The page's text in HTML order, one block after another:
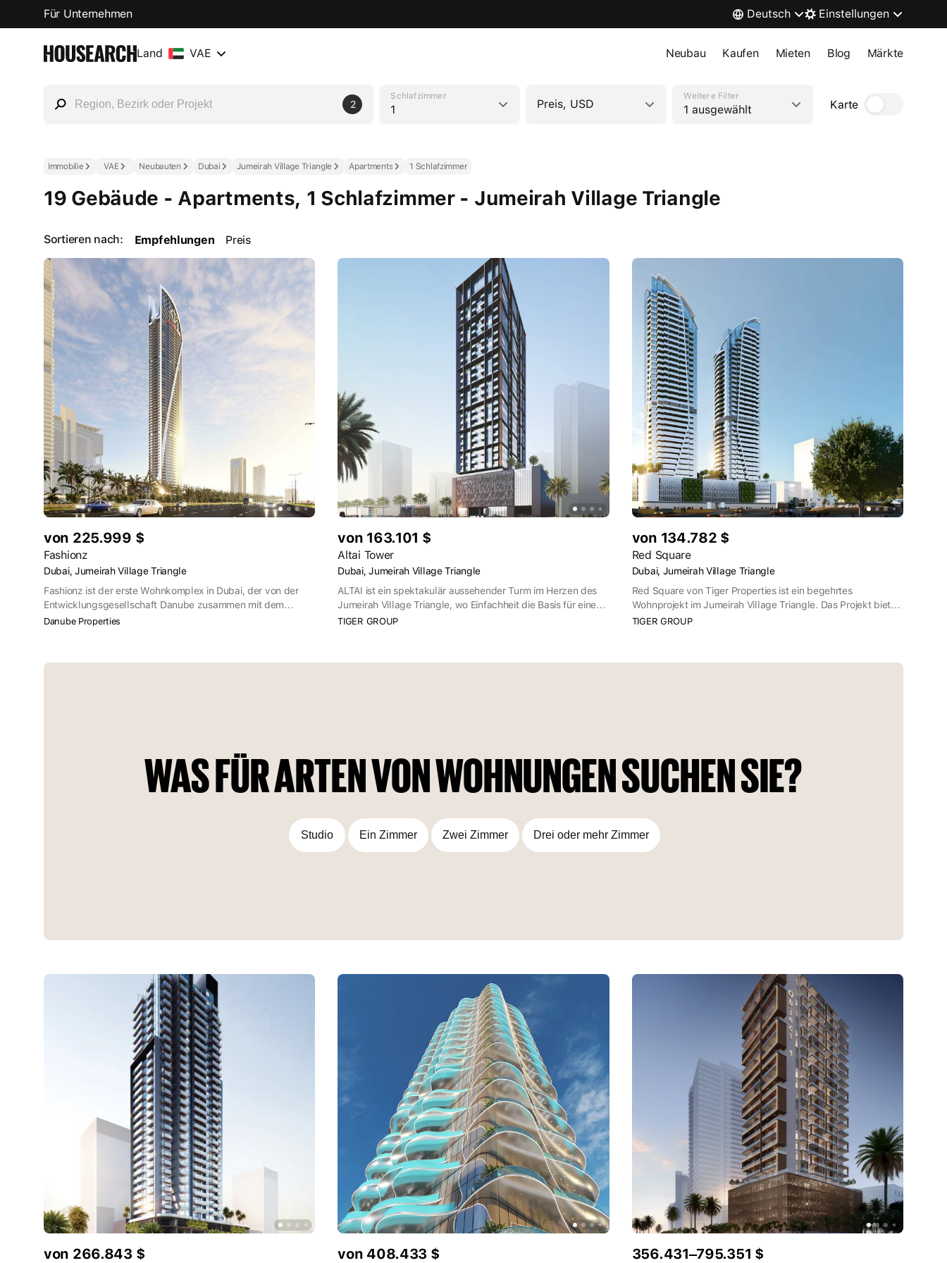
Für Unternehmen Deutsch Einstellungen
Land VAE Neubau Kaufen Mieten Blog Märkte
2
Schlafzimmer
1 Preis, USD
Weitere Filter
1 ausgewählt Karte
Immobilie VAE Neubauten Dubai Jumeirah Village Triangle Apartments 1 Schlafzimmer
19 Gebäude - Apartments, 1 Schlafzimmer - Jumeirah Village Triangle
Sortieren nach: Empfehlungen Preis
von 225.999 $
Fashionz
Dubai, Jumeirah Village Triangle
Fashionz ist der erste Wohnkomplex in Dubai, der von der
Entwicklungsgesellschaft Danube zusammen mit dem
weltberühmten Fernsehsender FashionTV entworfen wurde.
Präsidentensuiten. Im Inneren des Komplexes wird es eine
Danube Properties
von 163.101 $
Altai Tower
Dubai, Jumeirah Village Triangle
ALTAI ist ein spektakulär aussehender Turm im Herzen des
Jumeirah Village Triangle, wo Einfachheit die Basis für eine
glückliche Zukunft ist. Trotz seines herausragenden
bezauberndes Aussehen zu gewährleisten. Darüber hinaus
TIGER GROUP
von 134.782 $
Red Square
Dubai, Jumeirah Village Triangle
Red Square von Tiger Properties ist ein begehrtes
Wohnprojekt im Jumeirah Village Triangle. Das Projekt bietet
eine große Auswahl an modernen Wohnungen, darunter
sich durch modernes Design, erstklassige Annehmlichkeiten
TIGER GROUP
WAS FÜR ARTEN VON WOHNUNGEN SUCHEN SIE?
Studio Ein Zimmer Zwei Zimmer Drei oder mehr Zimmer
von 266.843 $ von 408.433 $ 356.431–795.351 $